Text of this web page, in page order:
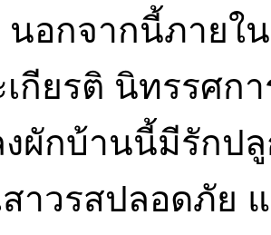
อกจากนี้ภายใ
เกียรติ นิทรรศ
ผักบ้านนี้มีรักป
สาวรสปลอดภัย